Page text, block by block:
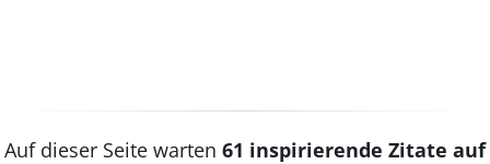
Auf dieser Seite warten 61 inspirierende Zitate auf